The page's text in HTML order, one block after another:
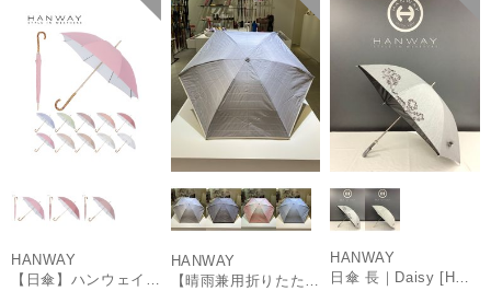
HANWAY
【日傘】ハンウェイ (HANWAY) Pシエスタ 白ラミネート ナチュラルカラー 長傘 オールウェザー 遮光 竹手元 晴雨兼用 UV 日本製
HANWAY
【晴雨兼用折りたたみ日傘】ハンウェイ (HANWAY) Socal Gir（ソーカル・ガール） 暑さ対策、紫外線対策、親骨：～50cm 雨の日OK 遮光 UV 晴雨兼用
HANWAY